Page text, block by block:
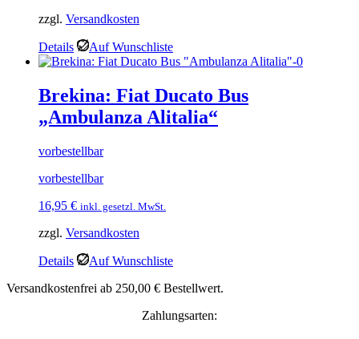
zzgl. Versandkosten
Details Auf Wunschliste
Brekina: Fiat Ducato Bus
„Ambulanza Alitalia“
vorbestellbar
vorbestellbar
16,95 € inkl. gesetzl. MwSt.
zzgl. Versandkosten
Details
Auf Wunschliste
Versandkostenfrei ab 250,00 € Bestellwert.
Zahlungsarten: